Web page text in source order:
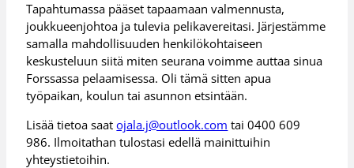
Tapahtumassa pääset tapaamaan valmennusta,
joukkueenjohtoa ja tulevia pelikavereitasi. Järjestämme
samalla mahdollisuuden henkilökohtaiseen
keskusteluun siitä miten seurana voimme auttaa sinua
Forssassa pelaamisessa. Oli tämä sitten apua
työpaikan, koulun tai asunnon etsintään.
Lisää tietoa saatojala.j@outlook.com tai 0400 609
986. Ilmoitathan tulostasi edellä mainittuihin
yhteystietoihin.